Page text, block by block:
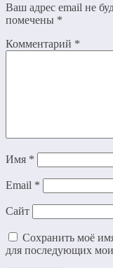
Ваш адрес email не
помечены *
Комментарий *
Имя *
Email *
Сайт
Сохранить моё
для последующих